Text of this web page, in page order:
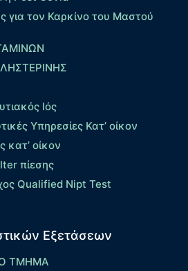
τον Καρκίνο του Μαστού
Ιός
Υπηρεσίες Κατ’ οίκον
κατ’ οίκον
πίεσης
Qualified Nipt Test
Εξετάσεων
ΤΜΗΜΑ